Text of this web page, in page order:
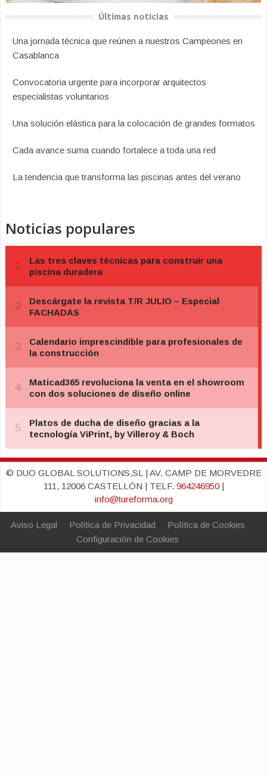
Últimas noticias
Una jornada técnica que reúnen a nuestros Campeones en
Casablanca
Convocatoria urgente para incorporar arquitectos
especialistas voluntarios
Una solución elástica para la colocación de grandes formatos
Cada avance suma cuando fortalece a toda una red
La tendencia que transforma las piscinas antes del verano
Noticias populares
© DUO GLOBAL SOLUTIONS,SL | AV. CAMP DE MORVEDRE
111, 12006 CASTELLÓN | TELF. 964246950|
info@tureforma.org
Aviso Legal Política de Privacidad
Política de Cookies
Configuración de Cookies